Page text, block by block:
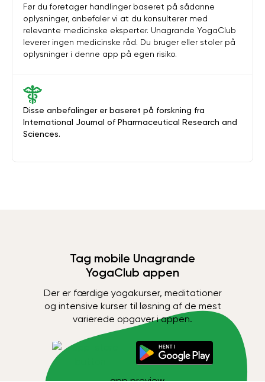
Disse anbefalinger er baseret på forskning fra
International Journal of Pharmaceutical Research and
Sciences.
Før du foretager handlinger baseret på sådanne
oplysninger, anbefaler vi at du konsulterer med
relevante medicinske eksperter. Unagrande YogaClub
leverer ingen medicinske råd. Du bruger eller stoler på
oplysninger i denne app på egen risiko.
Tag mobile Unagrande
YogaClub appen
Der er færdige yogakurser, meditationer
og intensive kurser til løsning af de mest
varierede opgaver i appen.